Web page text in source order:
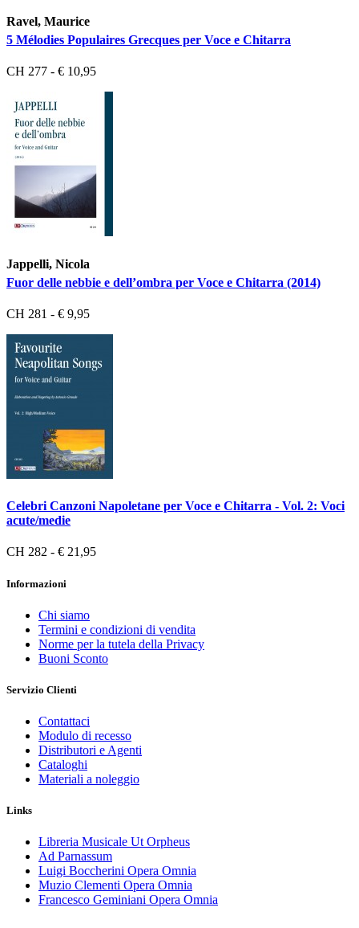
Ravel, Maurice
5 Mélodies Populaires Grecques per Voce e Chitarra
CH 277 - € 10,95
Jappelli, Nicola
Fuor delle nebbie e dell’ombra per Voce e Chitarra (2014)
CH 281 - € 9,95
Celebri Canzoni Napoletane per Voce e Chitarra - Vol. 2: Voci
acute/medie
CH 282 - € 21,95
Informazioni
Chi siamo
Termini e condizioni di vendita
Norme per la tutela della Privacy
Buoni Sconto
Servizio Clienti
Contattaci
Modulo di recesso
Distributori e Agenti
Cataloghi
Materiali a noleggio
Links
Libreria Musicale Ut Orpheus
Ad Parnassum
Luigi Boccherini Opera Omnia
Muzio Clementi Opera Omnia
Francesco Geminiani Opera Omnia